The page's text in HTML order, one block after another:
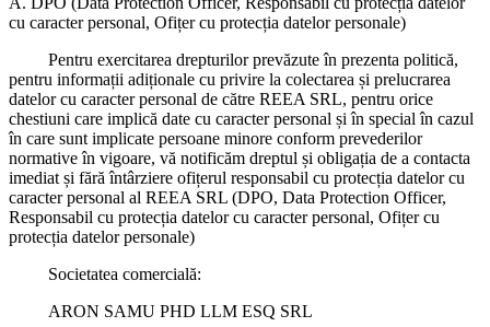
cu caracter personal, Ofițer cu protecția datelor personale)
Pentru exercitarea drepturilor prevăzute în prezenta politică,
pentru informații adiționale cu privire la colectarea și prelucrarea
datelor cu caracter personal de către REEA SRL, pentru orice
chestiuni care implică date cu caracter personal și în special în cazul
în care sunt implicate persoane minore conform prevederilor
normative în vigoare, vă notificăm dreptul și obligația de a contacta
imediat și fără întârziere ofițerul responsabil cu protecția datelor cu
caracter personal al REEA SRL (DPO, Data Protection Officer,
Responsabil cu protecția datelor cu caracter personal, Ofițer cu
protecția datelor personale)
Societatea comercială:
ARON SAMU PHD LLM ESQ SRL